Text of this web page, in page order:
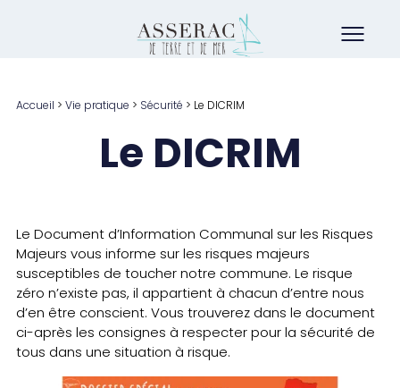
Accueil > Vie pratique > Sécurité > Le DICRIM
Le DICRIM
Le Document d’Information Communal sur les Risques
Majeurs vous informe sur les risques majeurs
susceptibles de toucher notre commune. Le risque
zéro n’existe pas, il appartient à chacun d’entre nous
d’en être conscient. Vous trouverez dans le document
ci-après les consignes à respecter pour la sécurité de
tous dans une situation à risque.